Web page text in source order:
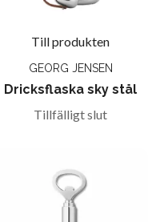
Till produkten
GEORG JENSEN
Dricksflaska sky stål
Tillfälligt slut